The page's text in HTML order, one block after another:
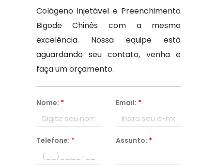
Colágeno Injetável e Preenchimento
Bigode Chinês com a mesma
excelência. Nossa equipe está
aguardando seu contato, venha e
faça um orçamento.
Nome: * Email: *
Telefone: * Assunto: *